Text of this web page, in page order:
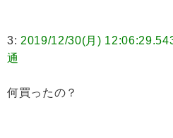
3: 2019/12/30(月)
通
何買ったの？